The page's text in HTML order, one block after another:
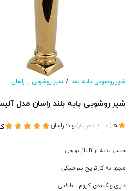
شیر روشویی پایه بلند / شیر روشویی / راسان
شیر روشویی پایه بلند راسان مدل
(امتیاز 1خریدار)برند: راسان
جنس بدنه از آلیاژ برنجی
مجهز به کارتریج سرامیکی
دارای رنگبندی کروم ، طلایی